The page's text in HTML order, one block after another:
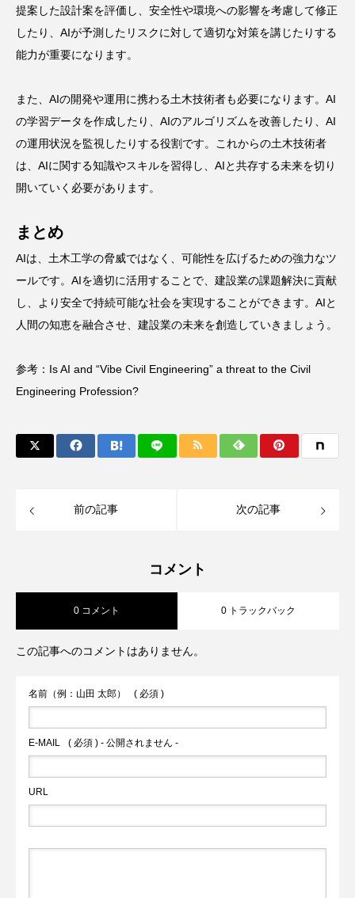
提案した設計案を評価し、安全性や環境への影響を考慮して修正
したり、AIが予測したリスクに対して適切な対策を講じたりする
能力が重要になります。
また、AIの開発や運用に携わる土木技術者も必要になります。AI
の学習データを作成したり、AIのアルゴリズムを改善したり、AI
の運用状況を監視したりする役割です。これからの土木技術者
は、AIに関する知識やスキルを習得し、AIと共存する未来を切り
開いていく必要があります。
まとめ
AIは、土木工学の脅威ではなく、可能性を広げるための強力なツ
ールです。AIを適切に活用することで、建設業の課題解決に貢献
し、より安全で持続可能な社会を実現することができます。AIと
人間の知恵を融合させ、建設業の未来を創造していきましょう。
参考： Is AI and “Vibe Civil Engineering” a threat to the Civil
Engineering Profession?
前の記事 次の記事
コメント
0 コメント 0 トラックバック
この記事へのコメントはありません。
名前（例：山田 太郎） ( 必須 )
E-MAIL ( 必須 ) - 公開されません -
URL